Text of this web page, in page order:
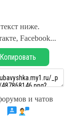
ниже.
Facebook...
Копировать
и чатов